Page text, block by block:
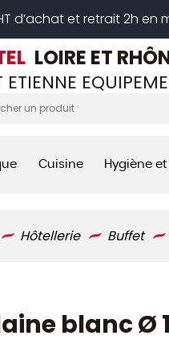
d’achat et retrait 2h en
LOIRE ET
ETIENNE
Cuisine Hygiène
Hôtellerie Buffet
blanc Ø